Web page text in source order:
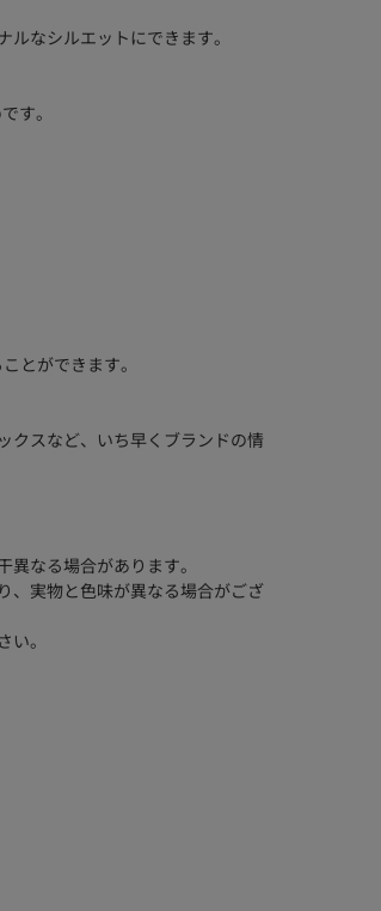
なシルエットにできます。
す。
とができます。
クスなど、いち早くブランドの情
なる場合があります。
、実物と色味が異なる場合がござ
。